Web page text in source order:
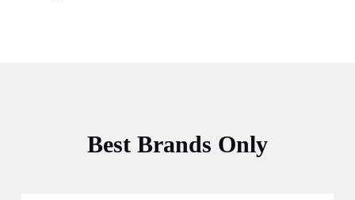
Best Brands Only